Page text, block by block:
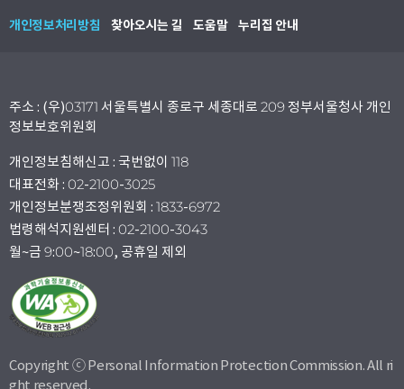
개인정보처리방침 찾아오시는 길 도움말 누리집 안내
주소 : (우)03171 서울특별시 종로구 세종대로 209 정부서울청사 개인
정보보호위원회
개인정보침해신고 : 국번없이 118
대표전화 : 02-2100-3025
개인정보분쟁조정위원회 : 1833-6972
법령해석지원센터 : 02-2100-3043
월~금 9:00~18:00, 공휴일 제외
Copyright ⓒ Personal Information Protection Commission. All ri
ght reserved.